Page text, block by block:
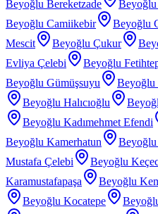
Beyoğlu Bereketzade
Beyoğlu Camiikebir
Beyoğlu
Mescit
Beyoğlu Çukur
Evliya Çelebi
Beyoğlu
Beyoğlu Gümüşsuyu
Beyoğlu
Beyoğlu Halıcıoğlu
Beyoğlu Kadımehmet Efendi
Beyoğlu Kamerhatun
Beyoğlu
Mustafa Çelebi
Beyoğlu
Karamustafapaşa
Beyoğlu
Beyoğlu Kocatepe